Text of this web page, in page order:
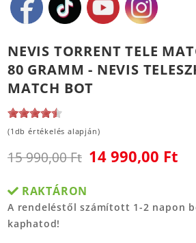
NEVIS TORRENT TELE
80 GRAMM - NEVIS
MATCH BOT
(1db értékelés alapján)
15 990,00 Ft 14 990,00 Ft
RAKTÁRON
A rendeléstől számított 1-2 napon
kaphatod!